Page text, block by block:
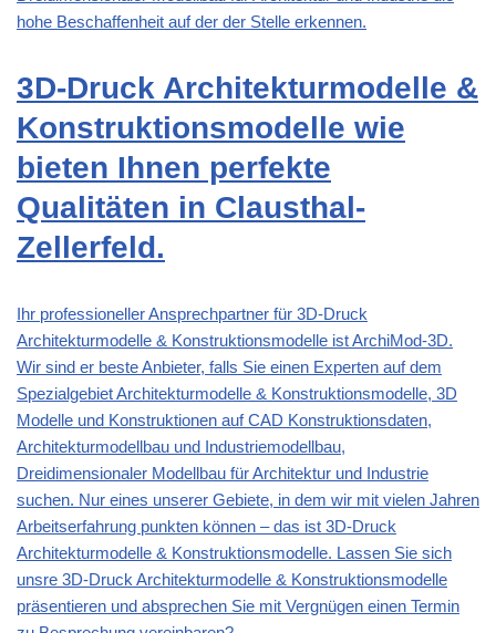
hohe Beschaffenheit auf der der Stelle erkennen.
3D-Druck Architekturmodelle &
Konstruktionsmodelle wie
bieten Ihnen perfekte
Qualitäten in Clausthal-
Zellerfeld.
Ihr professioneller Ansprechpartner für 3D-Druck
Architekturmodelle & Konstruktionsmodelle ist ArchiMod-3D.
Wir sind er beste Anbieter, falls Sie einen Experten auf dem
Spezialgebiet Architekturmodelle & Konstruktionsmodelle, 3D
Modelle und Konstruktionen auf CAD Konstruktionsdaten,
Architekturmodellbau und Industriemodellbau,
Dreidimensionaler Modellbau für Architektur und Industrie
suchen. Nur eines unserer Gebiete, in dem wir mit vielen Jahren
Arbeitserfahrung punkten können – das ist 3D-Druck
Architekturmodelle & Konstruktionsmodelle. Lassen Sie sich
unsre 3D-Druck Architekturmodelle & Konstruktionsmodelle
präsentieren und absprechen Sie mit Vergnügen einen Termin